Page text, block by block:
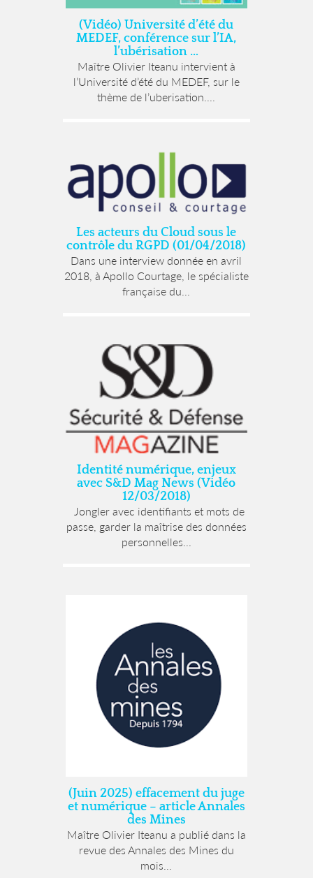
(Vidéo) Université d’été du
MEDEF, conférence sur l’IA,
l’ubérisation …
Maître Olivier Iteanu intervient à
l’Université d’été du MEDEF, sur le
thème de l’uberisation....
Les acteurs du Cloud sous le
contrôle du RGPD (01/04/2018)
Dans une interview donnée en avril
2018, à Apollo Courtage, le spécialiste
française du...
Identité numérique, enjeux
avec S&D Mag News (Vidéo
12/03/2018)
Jongler avec identifiants et mots de
passe, garder la maîtrise des données
personnelles...
(Juin 2025) effacement du juge
et numérique – article Annales
des Mines
Maître Olivier Iteanu a publié dans la
revue des Annales des Mines du
mois...